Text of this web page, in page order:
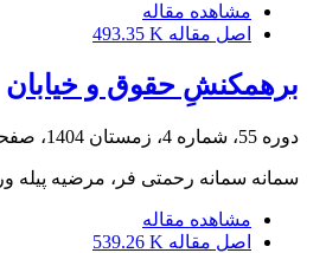
مشاهده مقاله
اصل مقاله 493.35 K
برهمکنشِ حقوق و خیابان
دوره 55، شماره 4، زمستان 1404، صفحه
سمانه سمانه رحمتی فر، مرضیه پیله ور
مشاهده مقاله
اصل مقاله 539.26 K